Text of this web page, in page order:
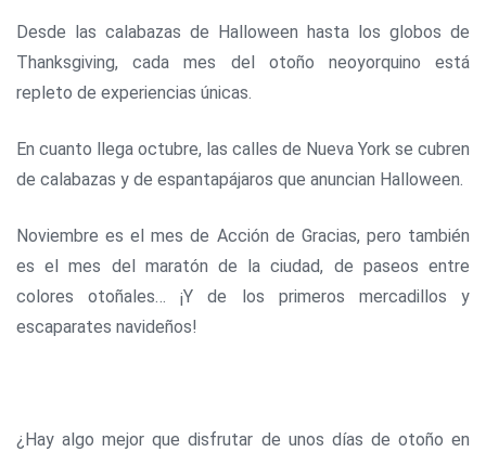
Desde las calabazas de Halloween hasta los globos de
Thanksgiving, cada mes del otoño neoyorquino está
repleto de experiencias únicas.
En cuanto llega octubre, las calles de Nueva York se cubren
de calabazas y de espantapájaros que anuncian Halloween.
Noviembre es el mes de Acción de Gracias, pero también
es el mes del maratón de la ciudad, de paseos entre
colores otoñales… ¡Y de los primeros mercadillos y
escaparates navideños!
¿Hay algo mejor que disfrutar de unos días de otoño en